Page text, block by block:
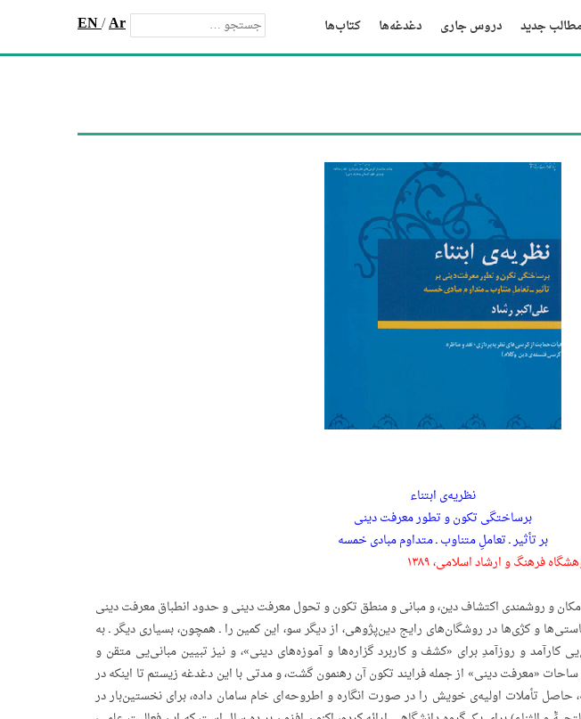
EN/Ar جدید دروس جاری دغدغه‌ها کتاب‌ها
نظریه‌ی ابتناء
برساختگی تکون و تطور معرفت دینی
بر تأثیر ـ تعاملِ متناوب ـ متداوم مبادی خمسه
فرهنگ و ارشاد اسلامی، ۱۳۸۹
و روشمندی اکتشاف دین، و مبانی و منطق تکون و تحول معرفت دینی و حدود انطباق معرفت دینی
و کژی‌ها در روشگان‌های رایج دین‌پژوهی، از دیگر سو، این کمین را ـ همچون، بسیاری دیگر ـ به
و روزآمدِ برای «کشف و کاربرد گزاره‌ها و آموزه‌های دینی»، و نیز تبیین مبانی‌یی متقن و
«معرفت دینی» از جمله فرایند تکون آن رهنمون گشت، و مدتی با این دغدغه زیستم تا اینکه در
تأملات اولیه‌ی خویش را در صورت انگاره و اطروحه‌ای خام سامان داده، برای نخستین‌بار در